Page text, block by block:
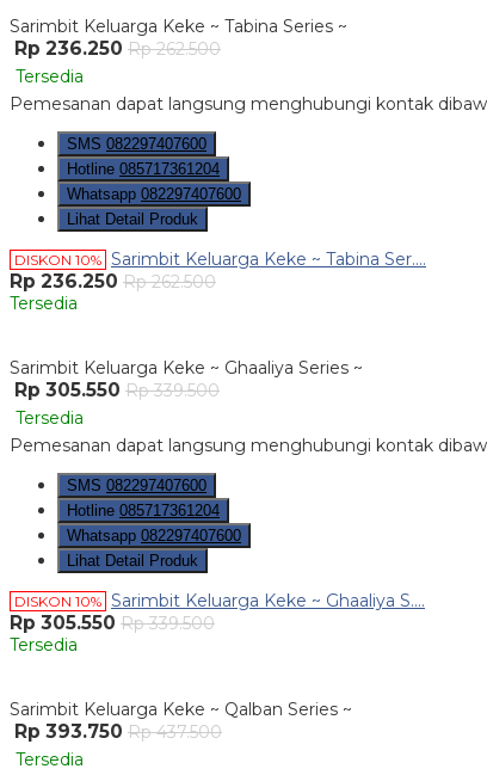
Sarimbit Keluarga Keke ~ Tabina Series ~
Rp 236.250 Rp 262.500
Tersedia
Pemesanan dapat langsung menghubungi kontak
SMS 082297407600
Hotline 085717361204
Whatsapp 082297407600
Lihat Detail Produk
DISKON 10% Sarimbit Keluarga Keke ~ Tabina Ser....
Rp 236.250 Rp 262.500
Tersedia
Sarimbit Keluarga Keke ~ Ghaaliya Series ~
Rp 305.550 Rp 339.500
Tersedia
Pemesanan dapat langsung menghubungi kontak
SMS 082297407600
Hotline 085717361204
Whatsapp 082297407600
Lihat Detail Produk
DISKON 10% Sarimbit Keluarga Keke ~ Ghaaliya S....
Rp 305.550 Rp 339.500
Tersedia
Sarimbit Keluarga Keke ~ Qalban Series ~
Rp 393.750 Rp 437.500
Tersedia